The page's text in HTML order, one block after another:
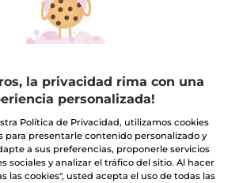
35,99€
CESTA
la privacidad rima con una
personalizada!
Política de Privacidad, utilizamos cookies
para presentarle contenido personalizado y
a sus preferencias, proponerle servicios
sociales y analizar el tráfico del sitio. Al hacer
las cookies", usted acepta el uso de todas las